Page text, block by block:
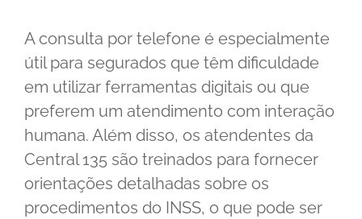
A consulta por telefone é especialmente
útil para segurados que têm dificuldade
em utilizar ferramentas digitais ou que
preferem um atendimento com interação
humana. Além disso, os atendentes da
Central 135 são treinados para fornecer
orientações detalhadas sobre os
procedimentos do INSS, o que pode ser